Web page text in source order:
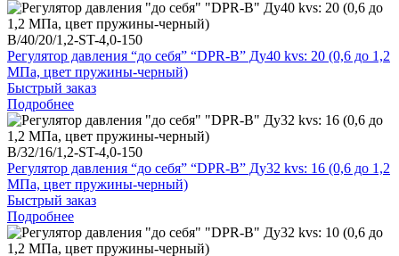
B/40/20/1,2-ST-4,0-150
Регулятор давления “до себя” “DPR-B” Ду40 kvs: 20 (0,6 до 1,2
МПа, цвет пружины-черный)
Быстрый заказ
Подробнее
B/32/16/1,2-ST-4,0-150
Регулятор давления “до себя” “DPR-B” Ду32 kvs: 16 (0,6 до 1,2
МПа, цвет пружины-черный)
Быстрый заказ
Подробнее